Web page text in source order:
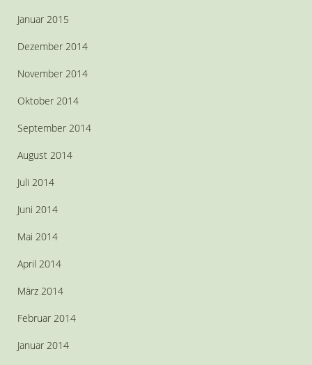
Januar 2015
Dezember 2014
November 2014
Oktober 2014
September 2014
August 2014
Juli 2014
Juni 2014
Mai 2014
April 2014
März 2014
Februar 2014
Januar 2014